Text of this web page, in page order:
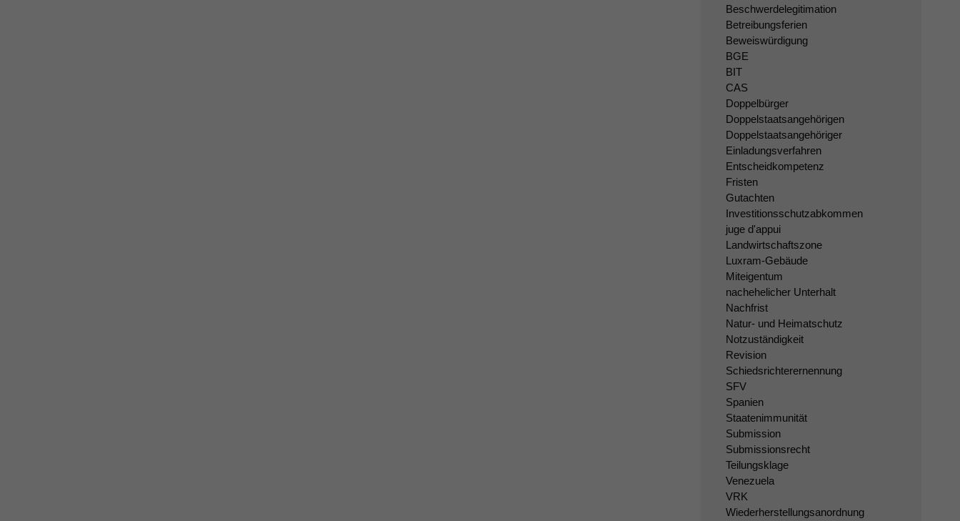
Beschwerdelegitimation
Betreibungsferien
Beweiswürdigung
BGE
BIT
CAS
Doppelbürger
Doppelstaatsangehörigen
Doppelstaatsangehöriger
Einladungsverfahren
Entscheidkompetenz
Fristen
Gutachten
Investitionsschutzabkommen
juge d'appui
Landwirtschaftszone
Luxram-Gebäude
Miteigentum
nachehelicher Unterhalt
Nachfrist
Natur- und Heimatschutz
Notzuständigkeit
Revision
Schiedsrichterernennung
SFV
Spanien
Staatenimmunität
Submission
Submissionsrecht
Teilungsklage
Venezuela
VRK
Wiederherstellungsanordnung